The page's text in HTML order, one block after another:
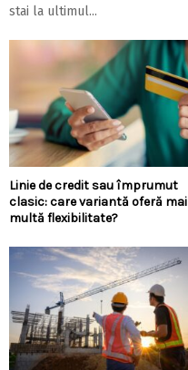
stai la ultimul...
Linie de credit sau împrumut
clasic: care variantă oferă mai
multă flexibilitate?